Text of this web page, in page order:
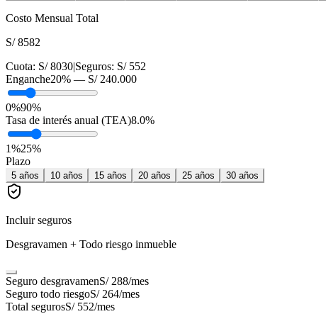
Costo Mensual Total
S/ 8582
Cuota: S/ 8030|Seguros: S/ 552
Enganche20% — S/ 240.000
0%90%
Tasa de interés anual (TEA)8.0%
1%25%
Plazo
5 años 10 años 15 años 20 años 25 años 30 años
Incluir seguros
Desgravamen + Todo riesgo inmueble
Seguro desgravamenS/ 288/mes
Seguro todo riesgoS/ 264/mes
Total segurosS/ 552/mes